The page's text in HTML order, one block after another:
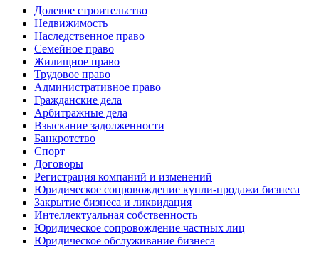
Долевое строительство
Недвижимость
Наследственное право
Семейное право
Жилищное право
Трудовое право
Административное право
Гражданские дела
Арбитражные дела
Взыскание задолженности
Банкротство
Спорт
Договоры
Регистрация компаний и изменений
Юридическое сопровождение купли-продажи бизнеса
Закрытие бизнеса и ликвидация
Интеллектуальная собственность
Юридическое сопровождение частных лиц
Юридическое обслуживание бизнеса